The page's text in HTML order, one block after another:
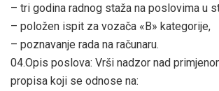
– tri godina radnog staža na poslovima u
– položen ispit za vozača «B» kategorije,
– poznavanje rada na računaru.
04.Opis poslova: Vrši nadzor nad
propisa koji se odnose na: